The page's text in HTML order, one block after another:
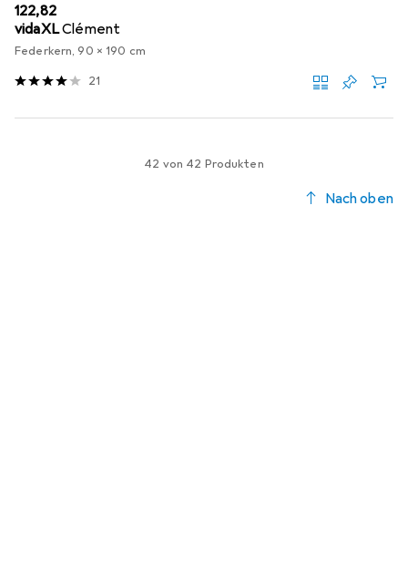
EUR
122,82
vidaXLClément
Federkern, 90 x 190 cm
21
42 von 42 Produkten
Nach oben